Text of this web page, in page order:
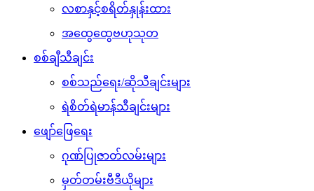
လစာနှင့်စရိတ်နှုန်းထား
အထွေထွေဗဟုသုတ
စစ်ချီသီချင်း
စစ်သည်ရေး/ဆိုသီချင်းများ
ရဲစိတ်ရဲမာန်သီချင်းများ
ဖျော်ဖြေရေး
ဂုဏ်ပြုဇာတ်လမ်းများ
မှတ်တမ်းဗီဒီယိုများ